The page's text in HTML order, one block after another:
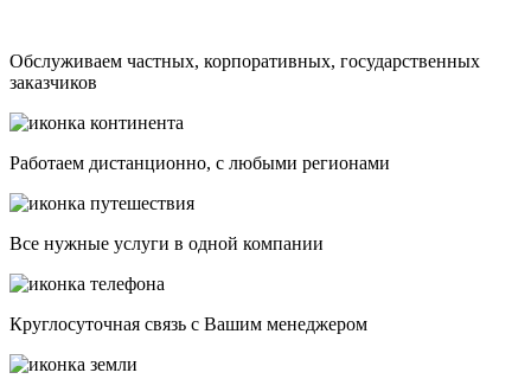
Обслуживаем частных, корпоративных, государственных
заказчиков
Работаем дистанционно, с любыми регионами
Все нужные услуги в одной компании
Круглосуточная связь с Вашим менеджером